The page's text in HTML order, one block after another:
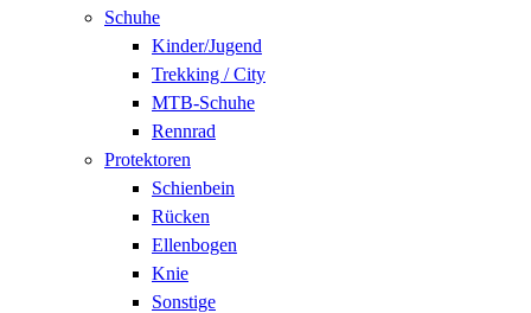
Schuhe
Kinder/Jugend
Trekking / City
MTB-Schuhe
Rennrad
Protektoren
Schienbein
Rücken
Ellenbogen
Knie
Sonstige